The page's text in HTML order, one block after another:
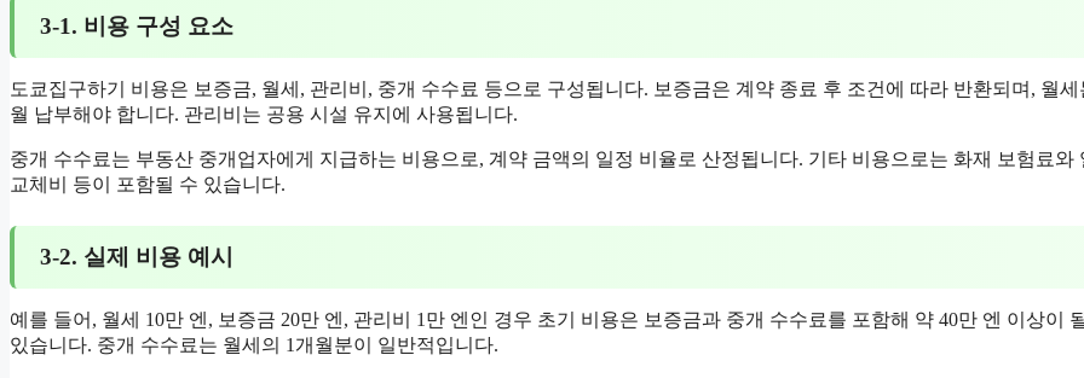
3-1. 비용 구성 요소
도쿄집구하기 비용은 보증금, 월세, 관리비, 중개 수수료 등으로 구성됩니다. 보증금은 계약 종료 후 조건에 따라 반환되며, 월세
월 납부해야 합니다. 관리비는 공용 시설 유지에 사용됩니다.
중개 수수료는 부동산 중개업자에게 지급하는 비용으로, 계약 금액의 일정 비율로 산정됩니다. 기타 비용으로는 화재 보험료와
교체비 등이 포함될 수 있습니다.
3-2. 실제 비용 예시
예를 들어, 월세 10만 엔, 보증금 20만 엔, 관리비 1만 엔인 경우 초기 비용은 보증금과 중개 수수료를 포함해 약 40만 엔 이상이
있습니다. 중개 수수료는 월세의 1개월분이 일반적입니다.